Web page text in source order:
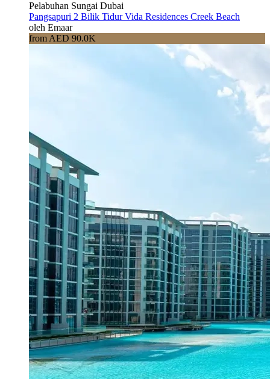
Pelabuhan Sungai Dubai
Pangsapuri 2 Bilik Tidur Vida Residences Creek Beach
oleh Emaar
from AED 90.0K